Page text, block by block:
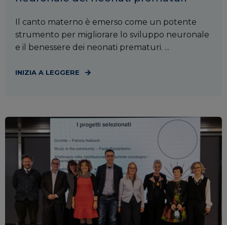
Il canto materno è emerso come un potente
strumento per migliorare lo sviluppo neuronale
e il benessere dei neonati prematuri. ...
INIZIA A LEGGERE